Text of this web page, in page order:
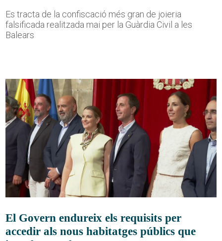
Es tracta de la confiscació més gran de joieria
falsificada realitzada mai per la Guàrdia Civil a les
Balears
El Govern endureix els requisits per
accedir als nous habitatges públics que